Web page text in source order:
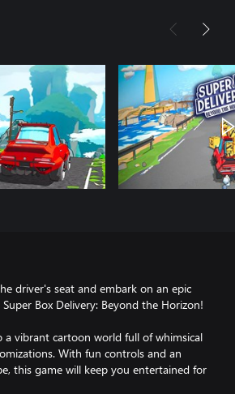
driver's seat and embark on an epic
Box Delivery: Beyond the Horizon!
vibrant cartoon world full of whimsical
With fun controls and an
this game will keep you entertained for